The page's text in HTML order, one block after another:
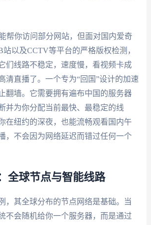
帮你访问部分网站，但面对国内爱奇
以及CCTV等平台的严格版权检测，
们线路不稳定，速度慢，看视频卡成
清直播了。一个专为“回国”设计的加速
翻墙。它需要拥有遍布中国的服务器
并为你分配当前最快、最稳定的线
在纽约的深夜，也能流畅观看国内午
，不会因为网络延迟而错过任何一个
全球节点与智能线路
，其全球分布的节点网络是基础。当
不会随机给你一个服务器，而是通过